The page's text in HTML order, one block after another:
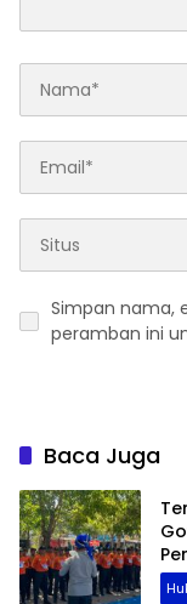
Simpan nama,
peramban ini
Baca Juga